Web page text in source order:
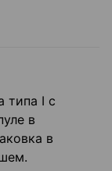
типа I с
в
в